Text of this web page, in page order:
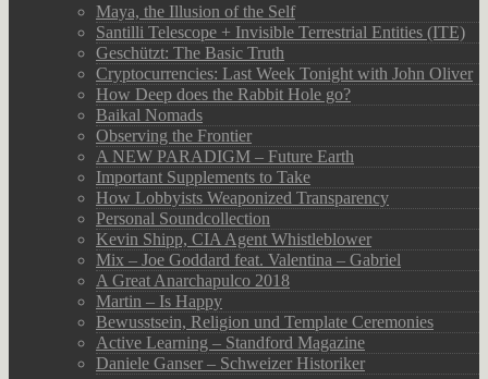
Maya, the Illusion of the Self
Santilli Telescope + Invisible Terrestrial Entities (ITE)
Geschützt: The Basic Truth
Cryptocurrencies: Last Week Tonight with John Oliver
How Deep does the Rabbit Hole go?
Baikal Nomads
Observing the Frontier
A NEW PARADIGM – Future Earth
Important Supplements to Take
How Lobbyists Weaponized Transparency
Personal Soundcollection
Kevin Shipp, CIA Agent Whistleblower
Mix – Joe Goddard feat. Valentina – Gabriel
A Great Anarchapulco 2018
Martin – Is Happy
Bewusstsein, Religion und Template Ceremonies
Active Learning – Standford Magazine
Daniele Ganser – Schweizer Historiker